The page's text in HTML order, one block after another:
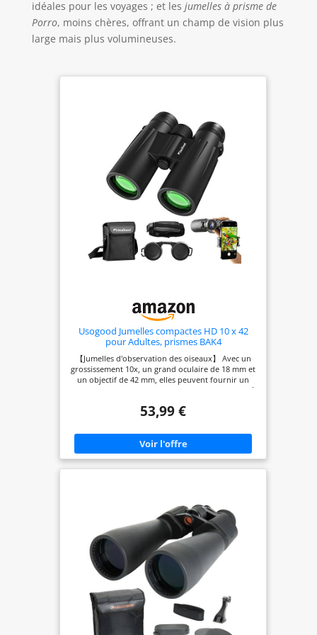
idéales pour les voyages ; et les jumelles à prisme de
Porro, moins chères, offrant un champ de vision plus
large mais plus volumineuses.
Usogood Jumelles compactes HD 10 x 42
pour Adultes, prismes BAK4
【Jumelles d'observation des oiseaux】 Avec un
grossissement 10x, un grand oculaire de 18 mm et
un objectif de 42 mm, elles peuvent fournir un
champ de vision aussi proche que 2,5 m et jusqu'à
visuelle plus confortable, claire et large. 【Vue
prisme BAK-4 haute résolution de 16,5 mm, avec
une transmission de la lumière jusqu'à 99 %, vous
restaurent des images d'oiseaux ultra claires avec
des couleurs riches. Les puissantes jumelles
concerts et l'observation des jardins, etc. 【Facile à
utiliser et réglage précis】 Les motifs en spirale
surélevés dans la bague de mise au point centrale
et la bague de mise au point dioptrique
augmentent la friction avec vos doigts, vous
permettant de faire la mise au point rapidement
et avec précision pour obtenir une image claire.
L'œilleton souple twist-up peut être porté avec ou
sans lunettes. 【Équipé d'un adaptateur pour
smartphone】 L'adaptateur mis à niveau n'est pas
facile à casser et peut capturer de manière stable
des images et des vidéos haute définition avec
53,99 €